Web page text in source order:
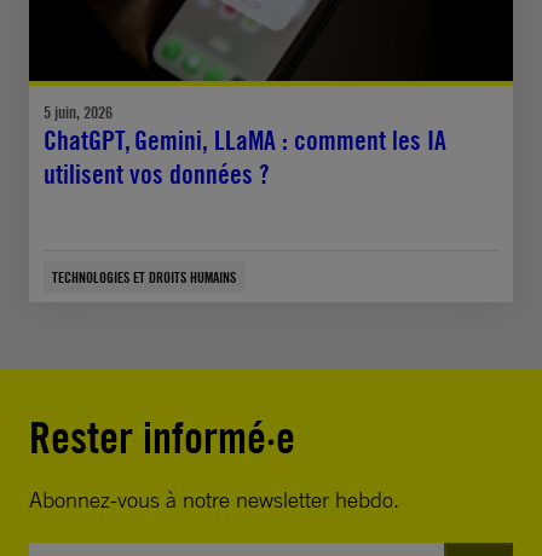
5 juin, 2026
ChatGPT, Gemini, LLaMA : comment les IA
utilisent vos données ?
TECHNOLOGIES ET DROITS HUMAINS
Rester informé·e
Abonnez-vous à notre newsletter hebdo.